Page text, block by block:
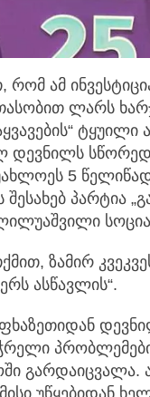
რომ ამ
ლარს
სწორედ
5
პარტია
ზამირ
ასწავლის“.